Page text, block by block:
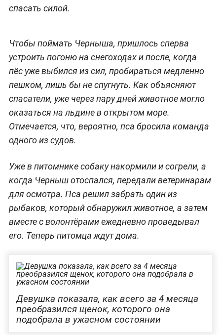
спасать силой.
Чтобы поймать Черныша, пришлось сперва
устроить погоню на снегоходах и после, когда
пёс уже выбился из сил, пробираться медленно
пешком, лишь бы не спугнуть. Как объясняют
спасатели, уже через пару дней животное могло
оказаться на льдине в открытом море.
Отмечается, что, вероятно, пса бросила команда
одного из судов.
Уже в питомнике собаку накормили и согрели, а
когда Черныш отоспался, передали ветеринарам
для осмотра. Пса решил забрать один из
рыбаков, который обнаружил животное, а затем
вместе с волонтёрами ежедневно проведывал
его. Теперь питомца ждут дома.
Девушка показала, как всего за 4 месяца
преобразился щенок, которого она
подобрала в ужасном состоянии